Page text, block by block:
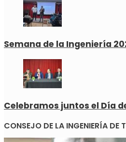
Semana de la Ingeniería
Celebramos juntos el Día
CONSEJO DE LA INGENIERÍA DE